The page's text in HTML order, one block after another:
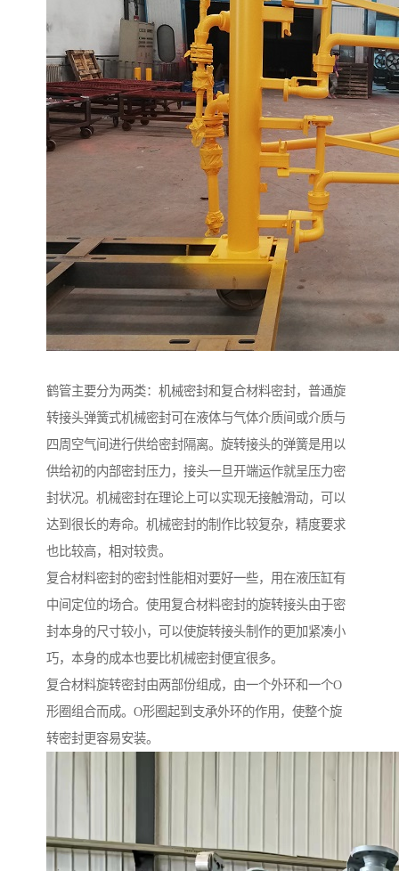
鹤管主要分为两类：机械密封和复合材料密封，普通旋
转接头弹簧式机械密封可在液体与气体介质间或介质与
四周空气间进行供给密封隔离。旋转接头的弹簧是用以
供给初的内部密封压力，接头一旦开端运作就呈压力密
封状况。机械密封在理论上可以实现无接触滑动，可以
达到很长的寿命。机械密封的制作比较复杂，精度要求
也比较高，相对较贵。
复合材料密封的密封性能相对要好一些，用在液压缸有
中间定位的场合。使用复合材料密封的旋转接头由于密
封本身的尺寸较小，可以使旋转接头制作的更加紧凑小
巧，本身的成本也要比机械密封便宜很多。
复合材料旋转密封由两部份组成，由一个外环和一个O
形圈组合而成。O形圈起到支承外环的作用，使整个旋
转密封更容易安装。